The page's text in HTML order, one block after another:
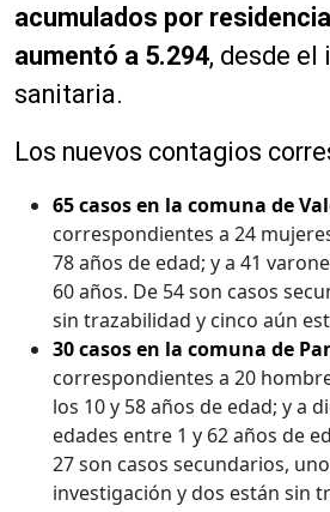
acumulados por
aumentó a 5.294, desde el
sanitaria.
Los nuevos contagios
65 casos en la comuna de
correspondientes a 24
78 años de edad; y a 41
60 años. De 54 son casos
sin trazabilidad y cinco aún
30 casos en la comuna de
correspondientes a 20
los 10 y 58 años de edad; y a
edades entre 1 y 62 años de
27 son casos secundarios,
investigación y dos están sin